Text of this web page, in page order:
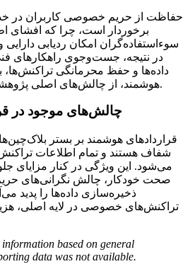
حفاظت از حریم خصوصی کاربران در
برخوردار است، چرا که افشای
سوءاستفاده‌گران امکان ردیابی دارایی
در نتیجه، جست‌وجوی راهکارهای
داده‌ها و حفظ محرمانگی تراکنش‌ها،
هوشمند، از چالش‌های اصلی پژوهشگران حوزه بلاک‌چین است.
2.2 چالش‌های موجود در
قراردادهای هوشمند بر بستر
شفاف هستند و تمام اطلاعات
می‌شود. این ویژگی در کنار مزایای
صحت خودکار، چالش نگرانی‌های
ذخیره‌سازی داده‌ها را پدید
تراکنش‌های خصوصی در لایه اصلی،
based on general
data was not available.